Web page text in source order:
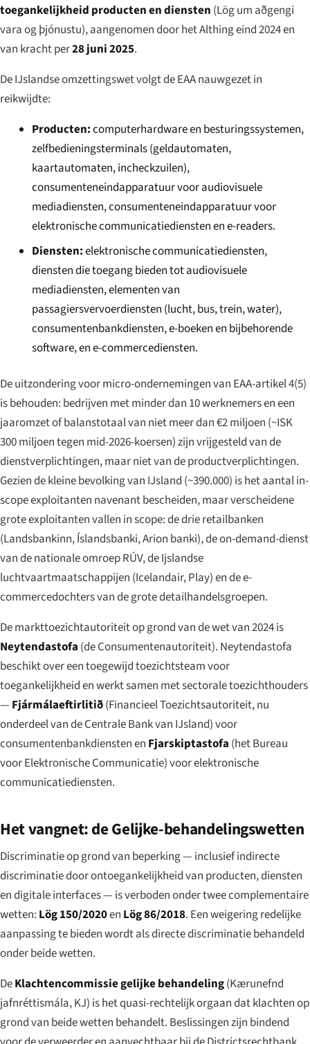
toegankelijkheid producten en diensten (Lög um aðgengi
vara og þjónustu), aangenomen door het Althing eind 2024 en
van kracht per28 juni 2025.
De IJslandse omzettingswet volgt de EAA nauwgezet in
reikwijdte:
Producten:computerhardware en besturingssystemen,
zelfbedieningsterminals (geldautomaten,
kaartautomaten, incheckzuilen),
consumenteneindapparatuur voor audiovisuele
mediadiensten, consumenteneindapparatuur voor
elektronische communicatiediensten en e-readers.
Diensten:elektronische communicatiediensten,
diensten die toegang bieden tot audiovisuele
mediadiensten, elementen van
passagiersvervoerdiensten (lucht, bus, trein, water),
consumentenbankdiensten, e-boeken en bijbehorende
software, en e-commercediensten.
De uitzondering voor micro-ondernemingen van EAA-artikel 4(5)
is behouden: bedrijven met minder dan 10 werknemers en een
jaaromzet of balanstotaal van niet meer dan €2 miljoen (~ISK
300 miljoen tegen mid-2026-koersen) zijn vrijgesteld van de
dienstverplichtingen, maar niet van de productverplichtingen.
Gezien de kleine bevolking van IJsland (~390.000) is het aantal in-
scope exploitanten navenant bescheiden, maar verscheidene
grote exploitanten vallen in scope: de drie retailbanken
(Landsbankinn, Íslandsbanki, Arion banki), de on-demand-dienst
van de nationale omroep RÚV, de Ijslandse
luchtvaartmaatschappijen (Icelandair, Play) en de e-
commercedochters van de grote detailhandelsgroepen.
De markttoezichtautoriteit op grond van de wet van 2024 is
Neytendastofa (de Consumentenautoriteit). Neytendastofa
beschikt over een toegewijd toezichtsteam voor
toegankelijkheid en werkt samen met sectorale toezichthouders
— Fjármálaeftirlitið(Financieel Toezichtsautoriteit, nu
onderdeel van de Centrale Bank van IJsland) voor
consumentenbankdiensten en Fjarskiptastofa (het Bureau
voor Elektronische Communicatie) voor elektronische
communicatiediensten.
Het vangnet: de Gelijke-behandelingswetten
Discriminatie op grond van beperking — inclusief indirecte
discriminatie door ontoegankelijkheid van producten, diensten
en digitale interfaces — is verboden onder twee complementaire
wetten: Lög 150/2020en Lög 86/2018. Een weigering redelijke
aanpassing te bieden wordt als directe discriminatie behandeld
onder beide wetten.
DeKlachtencommissie gelijke behandeling(Kærunefnd
jafnréttismála, KJ) is het quasi-rechtelijk orgaan dat klachten op
grond van beide wetten behandelt. Beslissingen zijn bindend